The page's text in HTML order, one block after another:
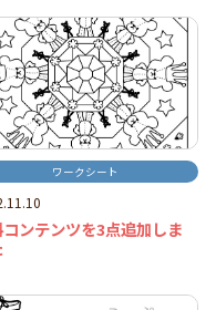
ワークシート
ンテンツを3点追加しま